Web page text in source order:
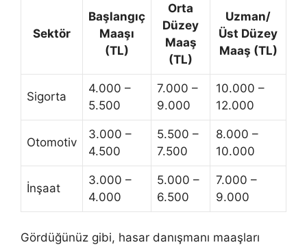
Sektör
Başlangıç
Maaşı
(TL)
Orta
Düzey
Maaş
(TL)
Uzman/
Üst Düzey
Maaş (TL)
Sigorta
4.000 –
5.500
7.000 –
9.000
10.000 –
12.000
Otomotiv
3.000 –
4.500
5.500 –
7.500
8.000 –
10.000
İnşaat
3.000 –
4.000
5.000 –
6.500
7.000 –
9.000
Gördüğünüz gibi, hasar danışmanı maaşları